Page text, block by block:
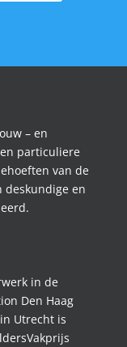
– en
particuliere
van de
deskundige en
in de
Den Haag
Utrecht is